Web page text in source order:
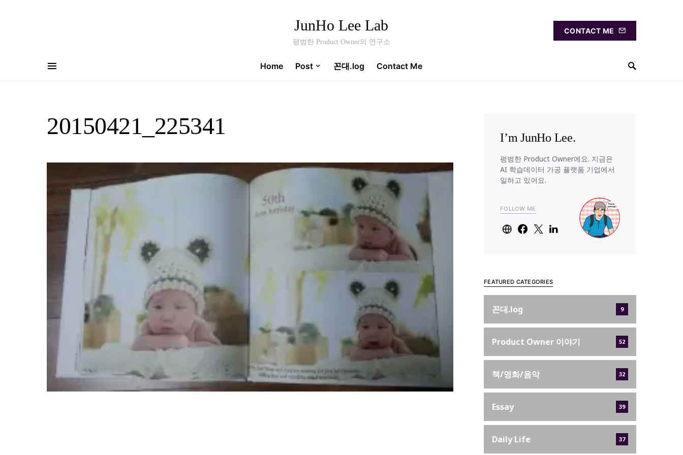
JunHo Lee Lab
평범한 Product Owner의 연구소
CONTACT ME
Home Post 꼰대.log Contact Me
20150421_225341 I’m JunHo Lee.
평범한 Product Owner에요. 지금은
AI 학습데이터 가공 플랫폼 기업에서
일하고 있어요.
FOLLOW ME
FEATURED CATEGORIES
꼰대.log 9
Product Owner 이야기 52
책/영화/음악 32
Essay 39
Daily Life 37